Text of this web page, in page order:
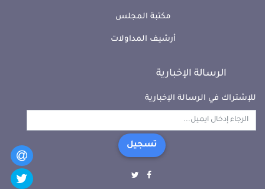
مكتبة المجلس
أرشيف المداولات
الرسالة الإخبارية
للإشتراك في الرسالة الإخبارية
تسجيل